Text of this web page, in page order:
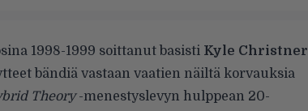
1998-1999 soittanut basisti Kyle Christner
bändiä vastaan vaatien näiltä korvauksia
Theory-menestyslevyn hulppean 20-